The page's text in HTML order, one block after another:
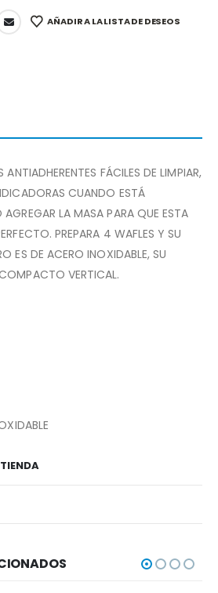
AÑADIR A LA LISTA DE DESEOS
ANTIADHERENTES FÁCILES DE LIMPIAR,
CUANDO ESTÁ
LA MASA PARA QUE ESTA
PREPARA 4 WAFLES Y SU
ES DE ACERO INOXIDABLE, SU
VERTICAL.